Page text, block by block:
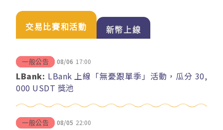
交易比賽和活動 新幣上線
一般公告 08/06 17:00
LBank: LBank 上線「無憂跟單季」活動，瓜分 30,
000 USDT 獎池
一般公告 08/05 22:00